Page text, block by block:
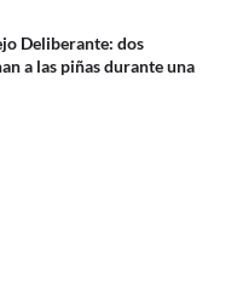
Deliberante: dos
a las piñas durante una